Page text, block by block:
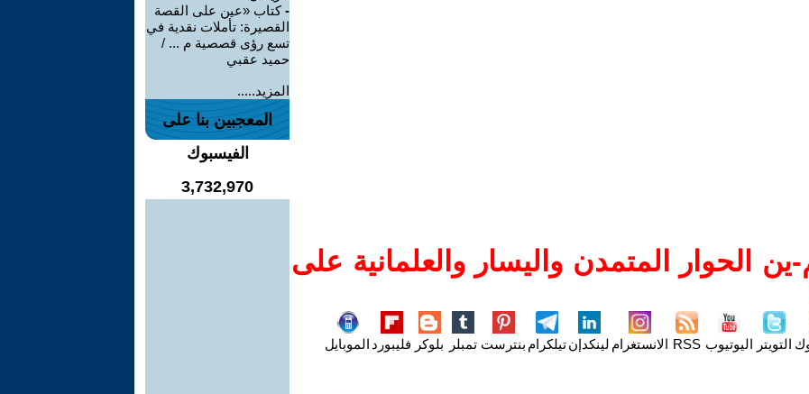
الحوار المتمدن واليسار والعلمانية على
التويتر اليوتيوب RSS الانستغرام لينكدإنتيلكرام بنترست تمبلر بلوكر فليبورد الموبايل
-كتاب «عين على القصة
القصيرة: تأملات نقدية في
تسع رؤى قصصية م ... /
حميد عقبي
المزيد.....
المعجبين بنا على
الفيسبوك
3,732,970